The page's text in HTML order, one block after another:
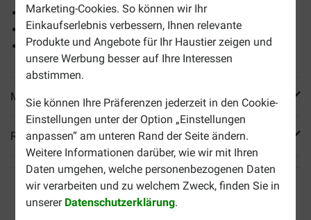
Marketing-Cookies. So können wir Ihr
Einkaufserlebnis verbessern, Ihnen relevante
Produkte und Angebote für Ihr Haustier zeigen und
unsere Werbung besser auf Ihre Interessen
abstimmen.
Sie können Ihre Präferenzen jederzeit in den Cookie-
Einstellungen unter der Option „Einstellungen
anpassen“ am unteren Rand der Seite ändern.
Weitere Informationen darüber, wie wir mit Ihren
Daten umgehen, welche personenbezogenen Daten
wir verarbeiten und zu welchem Zweck, finden Sie in
unserer Datenschutzerklärung.
Nassfutter.
Vier Geschmacksrichtungen mit einer köstlichen Sauce.
Feine Fleischstücke.
Mehr Produktinfos
Reviews